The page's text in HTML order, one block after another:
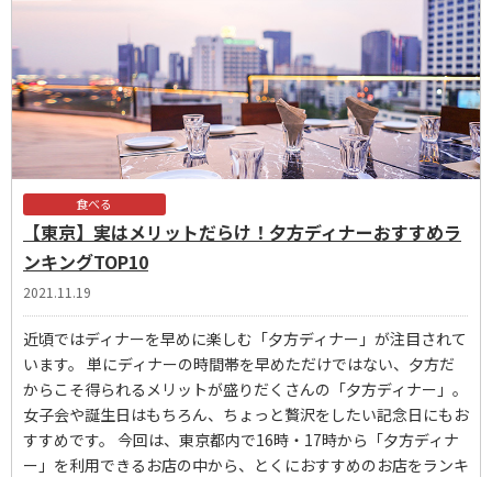
食べる
【東京】実はメリットだらけ！夕方ディナーおすすめラ
ンキングTOP10
2021.11.19
近頃ではディナーを早めに楽しむ「夕方ディナー」が注目されて
います。 単にディナーの時間帯を早めただけではない、夕方だ
からこそ得られるメリットが盛りだくさんの「夕方ディナー」。
女子会や誕生日はもちろん、ちょっと贅沢をしたい記念日にもお
すすめです。 今回は、東京都内で16時・17時から「夕方ディナ
ー」を利用できるお店の中から、とくにおすすめのお店をランキ